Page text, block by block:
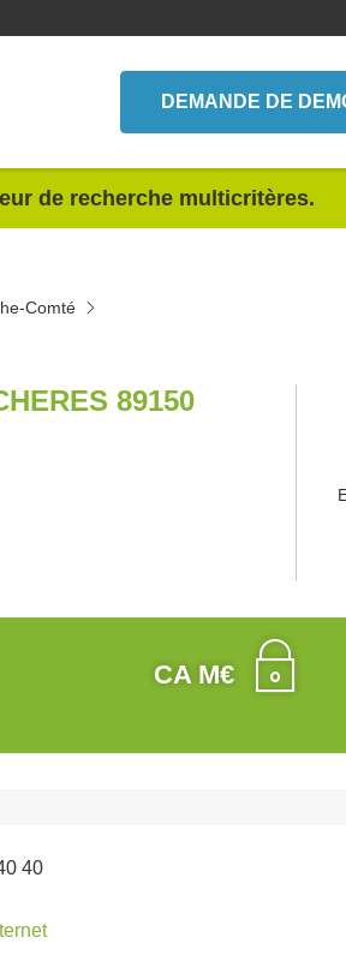
DEMANDE DE
de recherche multicritères.
Comté
89150
CA M€
40